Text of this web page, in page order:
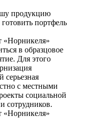
продукцию
портфель
«Норникеля»
в образцовое
Для этого
серьезная
с местными
социальной
сотрудников.
«Норникеля»